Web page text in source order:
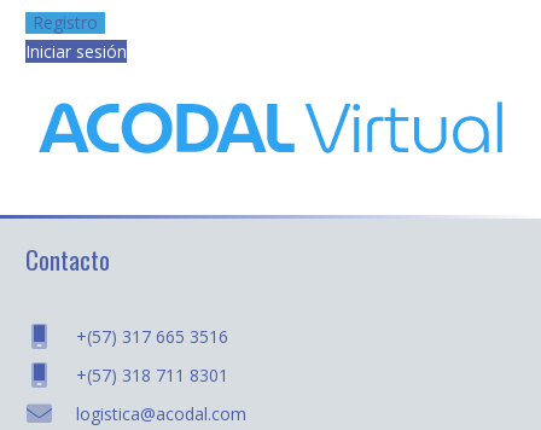
Iniciar sesión
Contacto
+(57) 317 665 3516
+(57) 318 711 8301
logistica@acodal.com